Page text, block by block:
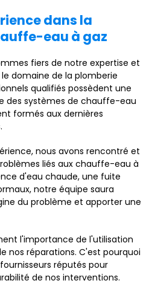
dans la
eau à gaz
fiers de notre expertise et
domaine de la plomberie
qualifiés possèdent une
des systèmes de chauffe-eau
formés aux dernières
nous avons rencontré et
liés aux chauffe-eau à
d'eau chaude, une fuite
notre équipe saura
du problème et apporter une
l'importance de l'utilisation
nos réparations. C'est pourquoi
réputés pour
de nos interventions.